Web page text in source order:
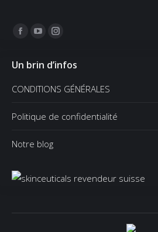
Trouvez nous sur :
Facebook
opens
in
window
YouTube
opens
in
window
Instagram
opens
in
window
Un brin d’infos
CONDITIONS GÉNÉRALES
Politique de confidentialité
Notre blog